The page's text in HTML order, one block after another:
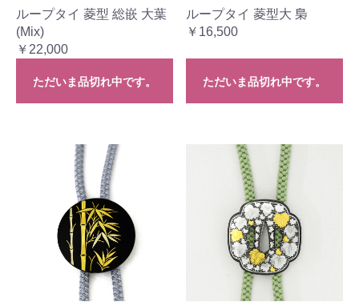
ループタイ 菱型 総嵌 大葉
(Mix)
￥22,000
ただいま品切れ中です。
ループタイ 菱型大 梟
￥16,500
ただいま品切れ中です。